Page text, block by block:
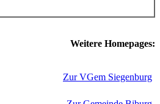
Weitere Homepages:
Zur VGem Siegenburg